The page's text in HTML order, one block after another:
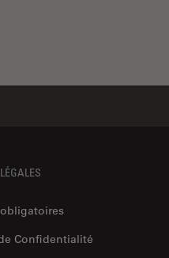
Confidentialité